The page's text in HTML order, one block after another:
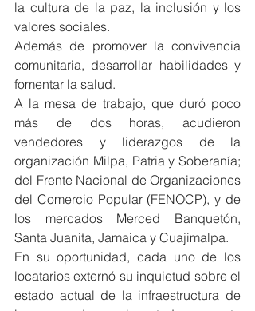
la cultura de la paz, la inclusión y los
valores sociales.
Además de promover la convivencia
comunitaria, desarrollar habilidades y
fomentar la salud.
A la mesa de trabajo, que duró poco
más de dos horas, acudieron
vendedores y liderazgos de la
organización Milpa, Patria y Soberanía;
del Frente Nacional de Organizaciones
del Comercio Popular (FENOCP), y de
los mercados Merced Banquetón,
Santa Juanita, Jamaica y Cuajimalpa.
En su oportunidad, cada uno de los
locatarios externó su inquietud sobre el
estado actual de la infraestructura de